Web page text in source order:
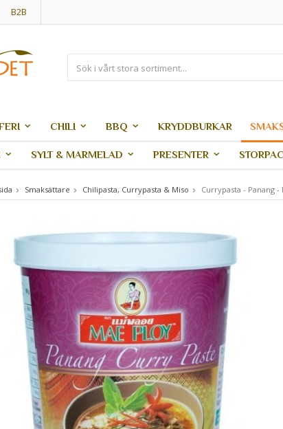
B2B
CHILI BBQ KRYDDBURKAR
SYLT & MARMELAD PRESENTER
Smaksättare Chilipasta, Currypasta & Miso Currypasta - Panang -